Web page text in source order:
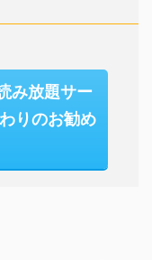
み放題サー
りのお勧め